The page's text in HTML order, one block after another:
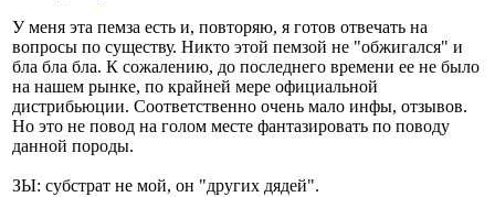
У меня эта пемза есть и, повторяю, я готов отвечать на
вопросы по существу. Никто этой пемзой не "обжигался" и
бла бла бла. К сожалению, до последнего времени ее не было
на нашем рынке, по крайней мере официальной
дистрибьюции. Соответственно очень мало инфы, отзывов.
Но это не повод на голом месте фантазировать по поводу
данной породы.
ЗЫ: субстрат не мой, он "других дядей".